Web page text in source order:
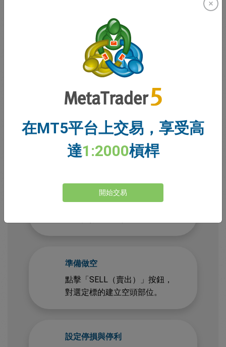
easyMarkets
CFD 標的
建立帳戶並登入
註冊並透過網頁或行動裝置登
入你的 easyMarkets 帳戶。
我們提供 275+ 種可交易標
準備做空
點擊「SELL（賣出）」按鈕，
對選定標的建立空頭部位。
設定停損與停利
在MT5平台上交易，享受高
達1:2000槓桿
開始交易